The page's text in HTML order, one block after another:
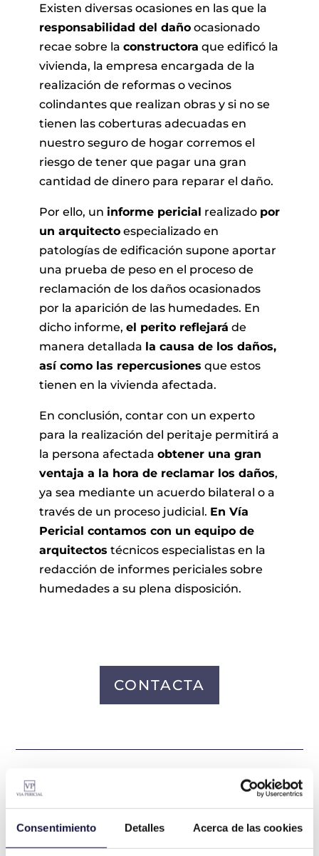
Consentimiento Detalles Acerca de las cookies
Existen diversas ocasiones en las que la
responsabilidad del dañoocasionado
recae sobre la constructora que edificó la
vivienda, la empresa encargada de la
realización de reformas o vecinos
colindantes que realizan obras y si no se
tienen las coberturas adecuadas en
nuestro seguro de hogar corremos el
riesgo de tener que pagar una gran
cantidad de dinero para reparar el daño.
Por ello, un informe pericial realizado por
un arquitectoespecializado en
patologías de edificación supone aportar
una prueba de peso en el proceso de
reclamación de los daños ocasionados
por la aparición de las humedades. En
dicho informe, el perito reflejará de
manera detallada la causa de los daños,
así como las repercusiones que estos
tienen en la vivienda afectada.
En conclusión, contar con un experto
para la realización del peritaje permitirá a
la persona afectada obtener una gran
ventaja a la hora de reclamar los daños,
ya sea mediante un acuerdo bilateral o a
través de un proceso judicial. En Vía
Pericial contamos con un equipo de
arquitectos técnicos especialistas en la
redacción de informes periciales sobre
humedades a su plena disposición.
CONTACTA
Contenido relacionado